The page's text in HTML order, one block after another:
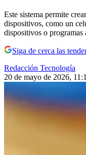
Este sistema permite
dispositivos, como un
dispositivos o programas
Siga de cerca las
Redacción Tecnología
20 de mayo de 2026,